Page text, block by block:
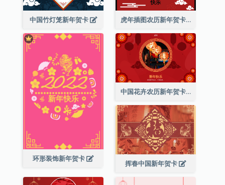
中国竹灯笼新年贺卡 虎年插图农历新年贺卡
环形装饰新年贺卡
中国花卉农历新年贺卡
挥春中国新年贺卡